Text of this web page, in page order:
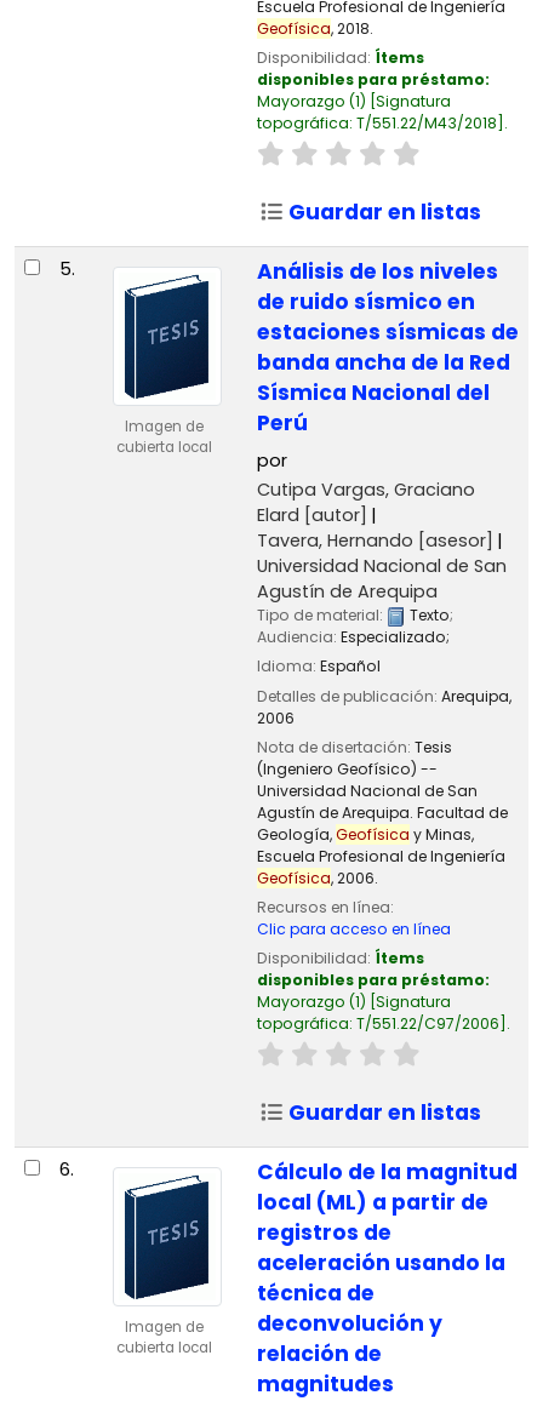
Escuela Profesional de Ingeniería
Geofísica, 2018.
Disponibilidad: Ítems
disponibles para préstamo:
Mayorazgo (1) Signatura
topográfica: T/551.22/M43/2018 .
Guardar en listas
5.
Imagen de
cubierta local
Análisis de los niveles
de ruido sísmico en
estaciones sísmicas de
banda ancha de la Red
Sísmica Nacional del
Perú
por
Cutipa Vargas, Graciano
Elard [autor]
Tavera, Hernando [asesor]
Universidad Nacional de San
Agustín de Arequipa
Tipo de material: Texto;
Audiencia: Especializado;
Idioma: Español
Detalles de publicación: Arequipa,
2006
Nota de disertación: Tesis
(Ingeniero Geofísico) --
Universidad Nacional de San
Agustín de Arequipa. Facultad de
Geología,Geofísica y Minas,
Escuela Profesional de Ingeniería
Geofísica, 2006.
Recursos en línea:
Clic para acceso en línea
Disponibilidad: Ítems
disponibles para préstamo:
Mayorazgo (1) Signatura
topográfica: T/551.22/C97/2006 .
Guardar en listas
6.
Imagen de
cubierta local
Cálculo de la magnitud
local (ML) a partir de
registros de
aceleración usando la
técnica de
deconvolución y
relación de
magnitudes